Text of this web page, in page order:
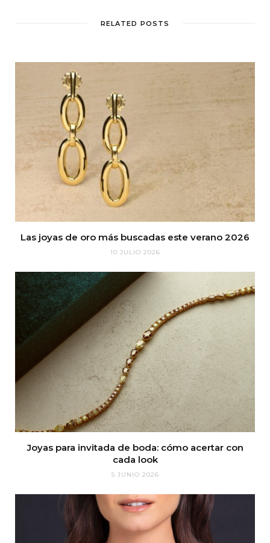
RELATED POSTS
Las joyas de oro más buscadas este verano 2026
10 JULIO 2026
Joyas para invitada de boda: cómo acertar con
cada look
5 JUNIO 2026